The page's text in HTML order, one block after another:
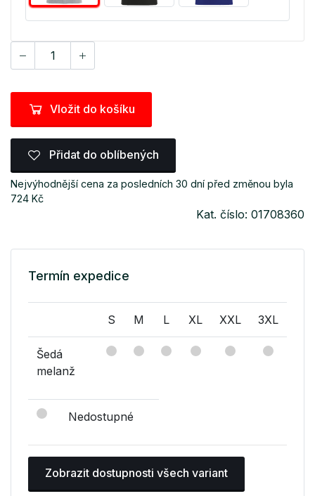
Vložit do košíku
Přidat do oblíbených
Nejvýhodnější cena za posledních 30 dní před změnou byla
724 Kč
Kat. číslo: 01708360
Termín expedice
S M L XL XXL 3XL
Šedá
melanž
Nedostupné
Zobrazit dostupnosti všech variant